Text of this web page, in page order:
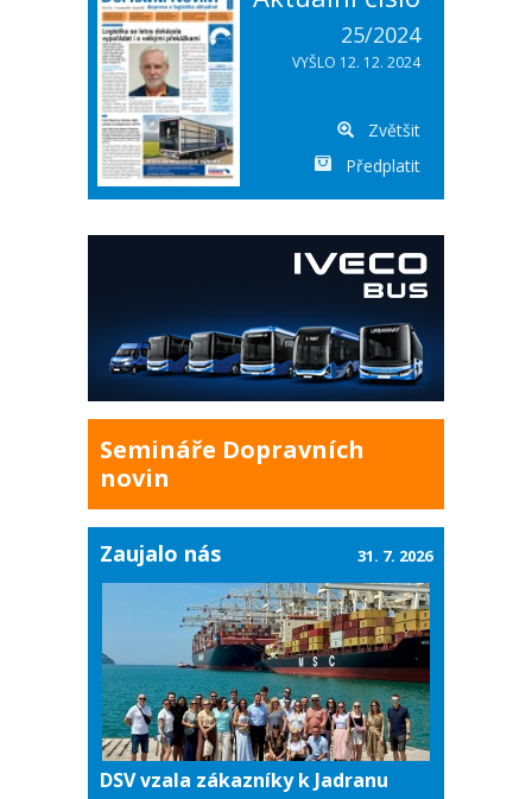
25/2024
VYŠLO 12. 12. 2024
Zvětšit
Předplatit
Semináře Dopravních
novin
Zaujalo nás
DSV vzala zákazníky k Jadranu
31. 7. 2026